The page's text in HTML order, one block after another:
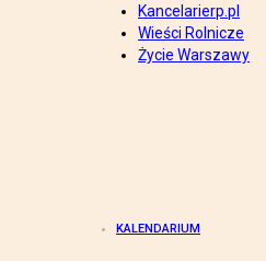
Kancelarierp.pl
Wieści Rolnicze
Życie Warszawy
KALENDARIUM